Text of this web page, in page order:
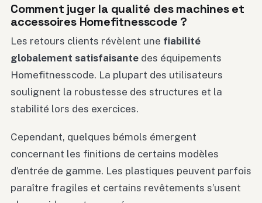
Comment juger la qualité des machines et
accessoires Homefitnesscode ?
Les retours clients révèlent une fiabilité
globalement satisfaisante des équipements
Homefitnesscode. La plupart des utilisateurs
soulignent la robustesse des structures et la
stabilité lors des exercices.
Cependant, quelques bémols émergent
concernant les finitions de certains modèles
d’entrée de gamme. Les plastiques peuvent parfois
paraître fragiles et certains revêtements s’usent